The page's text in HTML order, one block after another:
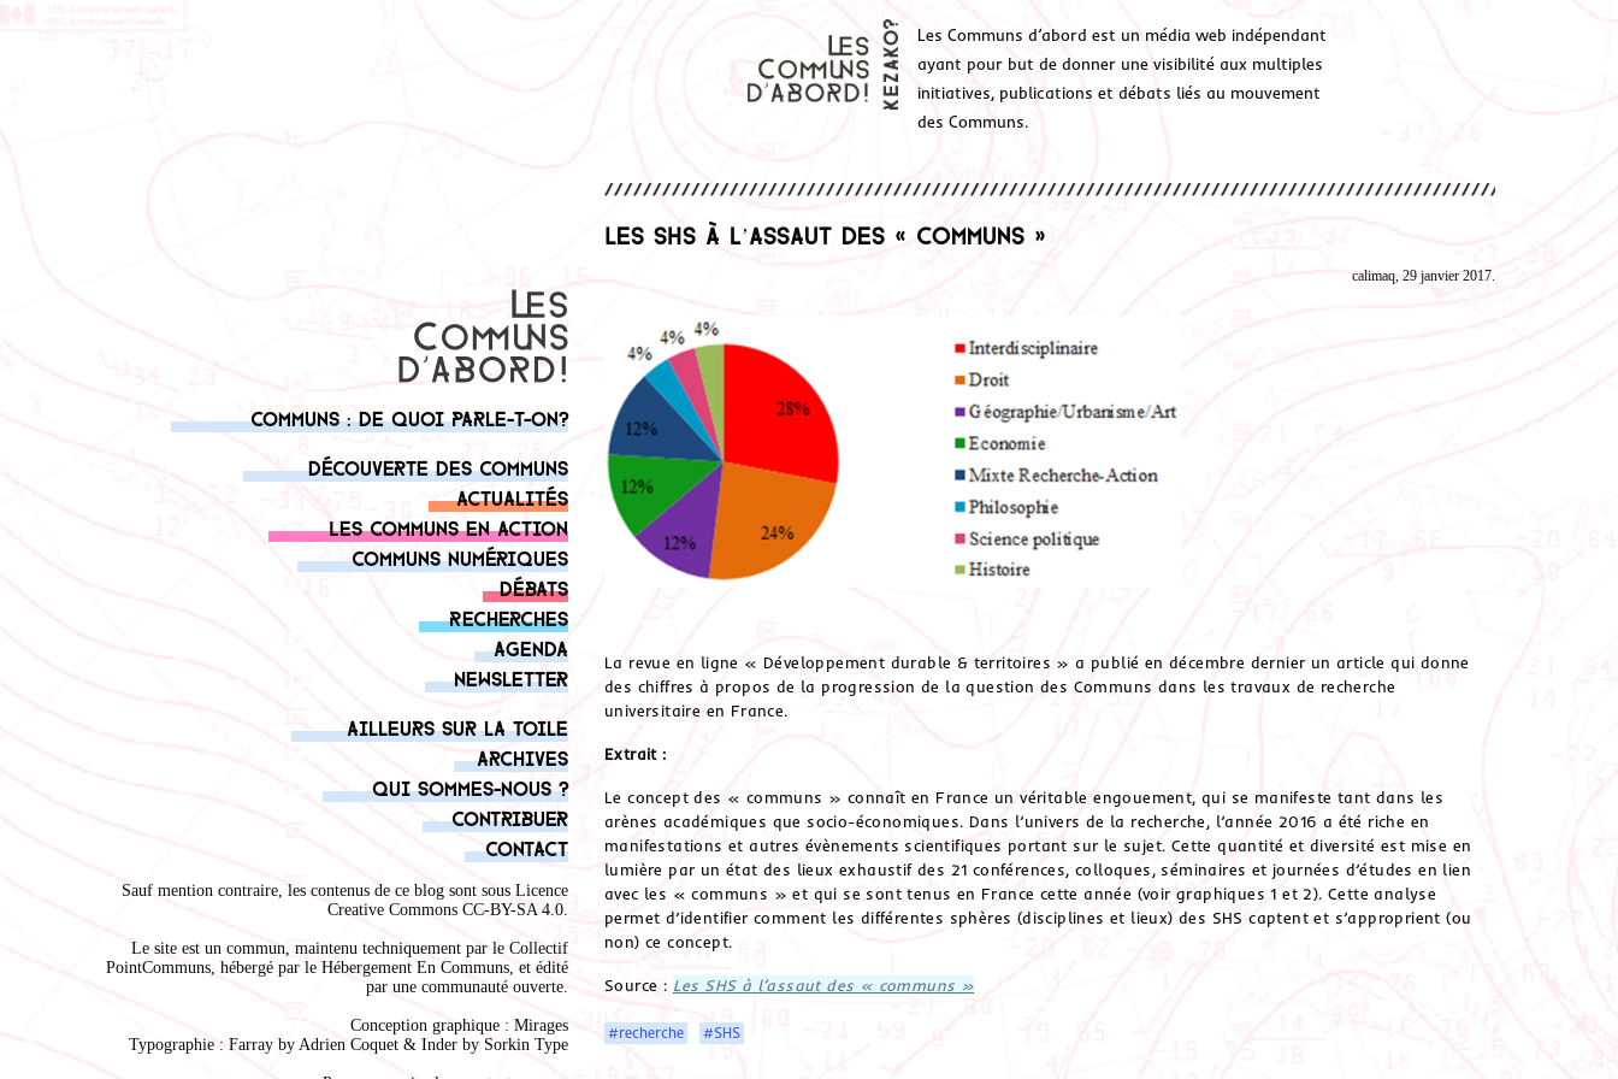
Les Communs d’abord est un média web indépendant
ayant pour but de donner une visibilité aux multiples
initiatives, publications et débats liés au mouvement
des Communs.
Communs : de quoi parle-t-on?
Découverte des communs
Actualités
Les communs en action
Communs numériques
Débats
Recherches
Agenda
Newsletter
Ailleurs sur la toile
Archives
Qui sommes-nous ?
Contribuer
Contact
Sauf mention contraire, les contenus de ce blog sont sous Licence
Creative Commons CC-BY-SA 4.0.
Le site est un commun, maintenu techniquement par le Collectif
PointCommuns, hébergé par le Hébergement En Communs, et édité
par une communauté ouverte.
Conception graphique : Mirages
Typographie : Farray by Adrien Coquet & Inder by Sorkin Type
Les SHS à l’assaut des « communs »
calimaq, 29 janvier 2017.
La revue en ligne « Développement durable & territoires » a publié en décembre dernier un article qui donne
des chiffres à propos de la progression de la question des Communs dans les travaux de recherche
universitaire en France.
Extrait :
Le concept des « communs » connaît en France un véritable engouement, qui se manifeste tant dans les
arènes académiques que socio-économiques. Dans l’univers de la recherche, l’année 2016 a été riche en
manifestations et autres évènements scientifiques portant sur le sujet. Cette quantité et diversité est mise en
lumière par un état des lieux exhaustif des 21 conférences, colloques, séminaires et journées d’études en lien
avec les « communs » et qui se sont tenus en France cette année (voir graphiques 1 et 2). Cette analyse
permet d’identifier comment les différentes sphères (disciplines et lieux) des SHS captent et s’approprient (ou
non) ce concept.
Source : Les SHS à l’assaut des « communs »
#recherche #SHS